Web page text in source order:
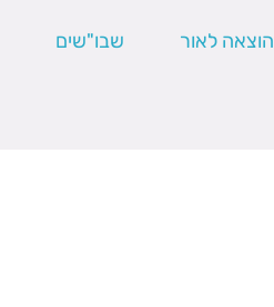
הוצאה לאור שבו"שים